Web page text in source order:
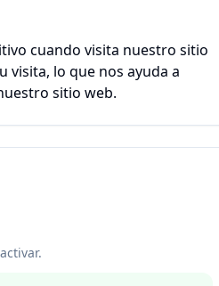
cuando visita nuestro sitio
lo que nos ayuda a
sitio web.